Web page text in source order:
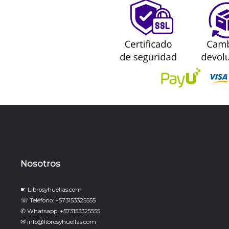
Nosotros
☛ Librosyhuellas.com
☏ Teléfono: +573153325555
✆ Whatsapp: +573153325555
✉ info@librosyhuellas.com